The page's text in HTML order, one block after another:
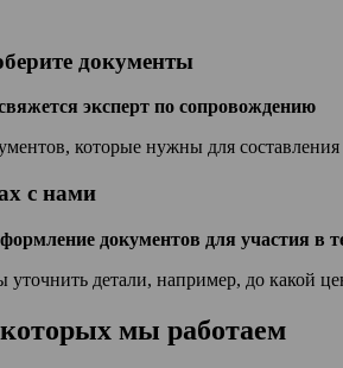
документы
эксперт по сопровождению
которые нужны для составления
с нами
документов для участия в
детали, например, до какой
мы работаем